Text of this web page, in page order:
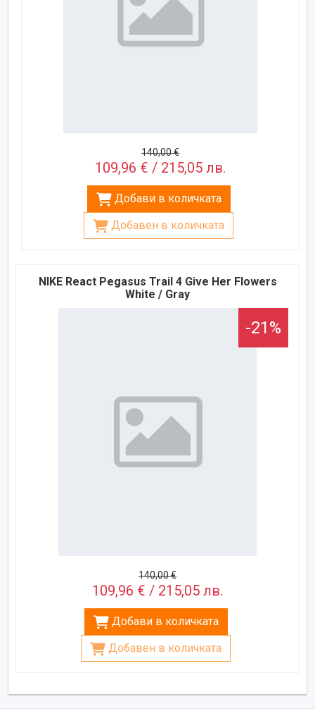
140,00 €
109,96 € / 215,05 лв.
Добави в количката
Добавен в количката
NIKE React Pegasus Trail 4 Give Her Flowers
White / Gray
-21%
140,00 €
109,96 € / 215,05 лв.
Добави в количката
Добавен в количката